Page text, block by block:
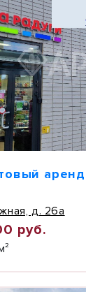
д. 26а
руб.